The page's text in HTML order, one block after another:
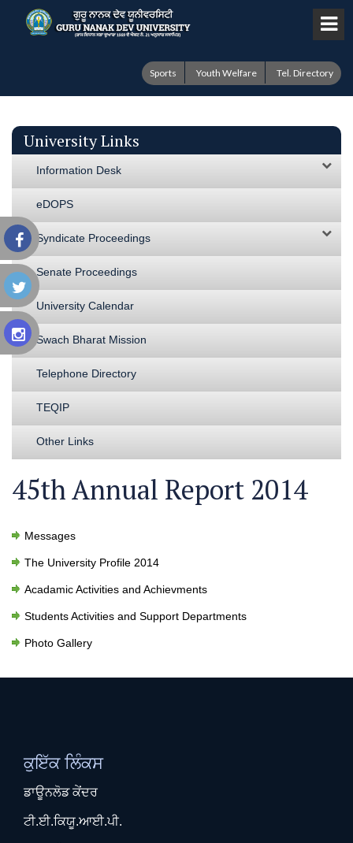
Sports Youth Welfare Tel. Directory
University Links
Information Desk
eDOPS
Syndicate Proceedings
Senate Proceedings
University Calendar
Swach Bharat Mission
Telephone Directory
TEQIP
Other Links
45th Annual Report 2014
Messages
The University Profile 2014
Acadamic Activities and Achievments
Students Activities and Support Departments
Photo Gallery
ਕੁਇੱਕ ਲਿੰਕਸ
ਡਾਊਨਲੋਡ ਕੇਂਦਰ
ਟੀ.ਈ.ਕਿਯੂ.ਆਈ.ਪੀ.